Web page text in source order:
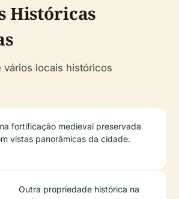
Históricas
vários locais históricos
fortificação medieval preservada
vistas panorâmicas da cidade.
Outra propriedade histórica na